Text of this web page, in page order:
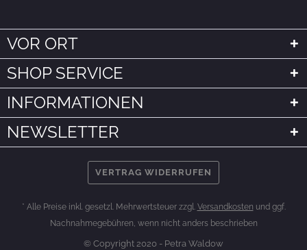
VOR ORT
SHOP SERVICE
INFORMATIONEN
NEWSLETTER
VERTRAG WIDERRUFEN
* Alle Preise inkl. gesetzl. Mehrwertsteuer zzgl. Versandkosten und ggf.
Nachnahmegebühren, wenn nicht anders beschrieben
© Copyright 2020 - Petra Waldow